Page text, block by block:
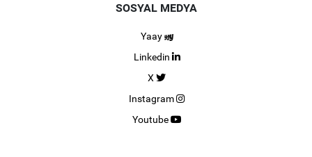
SOSYAL MEDYA
Yaay
Linkedin
X
Instagram
Youtube